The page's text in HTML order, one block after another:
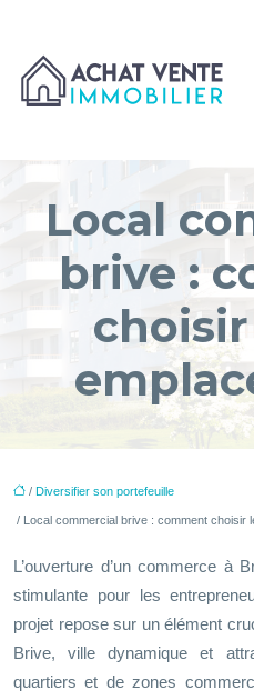
Local
brive :
/ Diversifier son portefeuille
/ Local commercial brive : comment choisir
L’ouverture d’un commerce à
stimulante pour les
projet repose sur un élément
Brive, ville dynamique et
quartiers et de zones